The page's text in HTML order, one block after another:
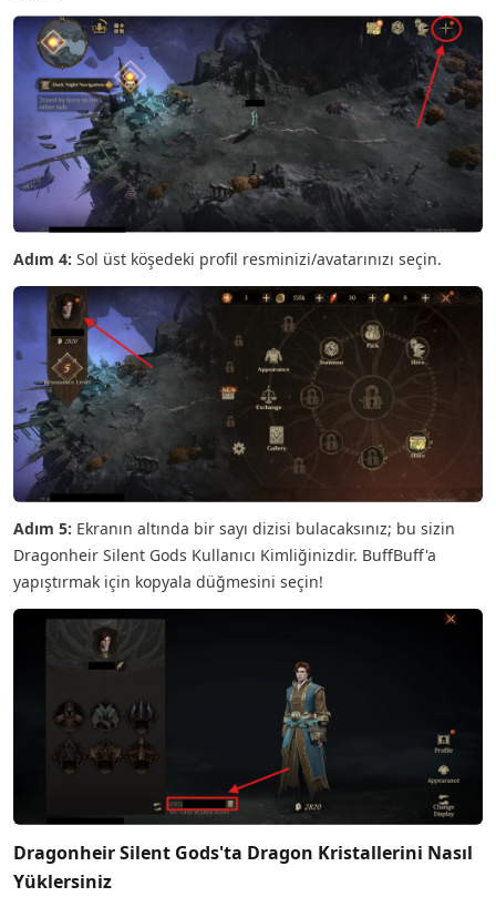
Adım 4: Sol üst köşedeki profil resminizi/avatarınızı seçin.
Adım 5: Ekranın altında bir sayı dizisi bulacaksınız; bu sizin
Dragonheir Silent Gods Kullanıcı Kimliğinizdir. BuffBuff'a
yapıştırmak için kopyala düğmesini seçin!
Dragonheir Silent Gods'ta Dragon Kristallerini Nasıl
Yüklersiniz